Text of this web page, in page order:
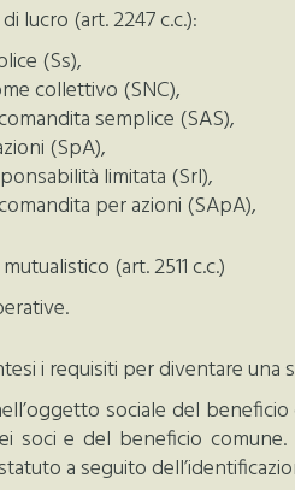
lucro (art. 2247 c.c.):
(Ss),
collettivo (SNC),
semplice (SAS),
(SpA),
limitata (Srl),
per azioni (SApA),
(art. 2511 c.c.)
i requisiti per diventare una
sociale del
soci e del beneficio
a seguito